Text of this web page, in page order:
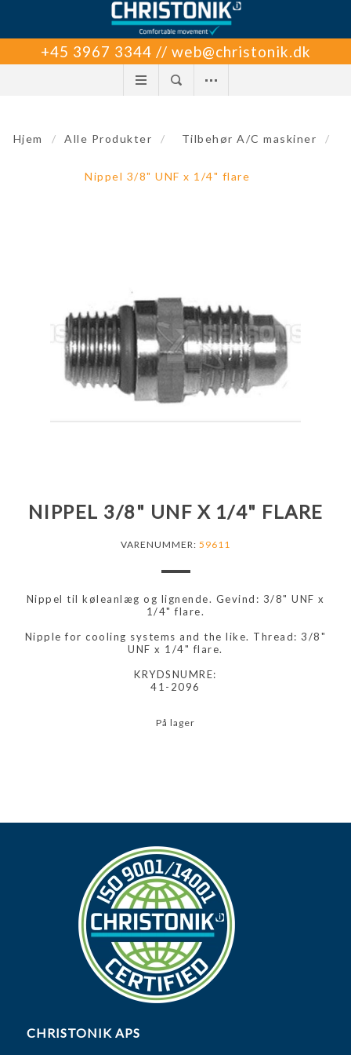
+45 3967 3344 // web@christonik.dk
Hjem / Alle Produkter / Tilbehør A/C maskiner /
Nippel 3/8" UNF x 1/4" flare
NIPPEL 3/8" UNF X 1/4" FLARE
VARENUMMER: 59611
Nippel til køleanlæg og lignende. Gevind: 3/8" UNF x
1/4" flare.
Nipple for cooling systems and the like. Thread: 3/8"
UNF x 1/4" flare.
KRYDSNUMRE:
41-2096
På lager
CHRISTONIK APS